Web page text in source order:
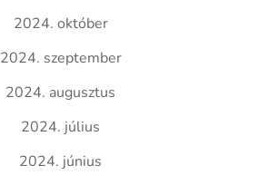
2024. október
2024. szeptember
2024. augusztus
2024. július
2024. június